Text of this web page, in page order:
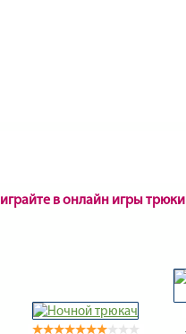
играйте в онлайн игры трюки